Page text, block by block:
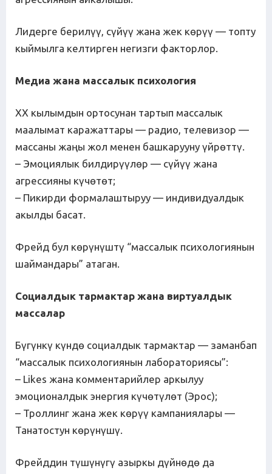
Лидерге берилүү, сүйүү жана жек көрүү — топту
кыймылга келтирген негизги факторлор.
Медиа жана массалык психология
XX кылымдын ортосунан тартып массалык
маалымат каражаттары — радио, телевизор —
массаны жаңы жол менен башкарууну үйрөттү.
– Эмоциялык билдирүүлөр — сүйүү жана
агрессияны күчөтөт;
– Пикирди формалаштыруу — индивидуалдык
акылды басат.
Фрейд бул көрүнүштү “массалык психологиянын
шаймандары” атаган.
Социалдык тармактар жана виртуалдык
массалар
Бүгүнкү күндө социалдык тармактар — заманбап
“массалык психологиянын лабораториясы”:
– Likes жана комментарийлер аркылуу
эмоционалдык энергия күчөтүлөт (Эрос);
– Троллинг жана жек көрүү кампаниялары —
Танатостун көрүнүшү.
Фрейддин түшүнүгү азыркы дүйнөдө да